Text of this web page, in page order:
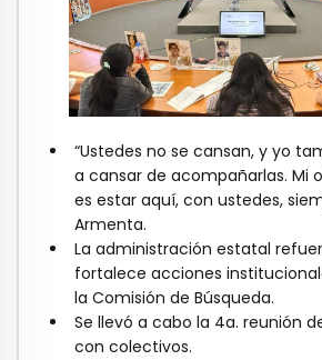
“Ustedes no se cansan, y yo
a cansar de acompañarlas. Mi
es estar aquí, con ustedes,
Armenta.
La administración estatal
fortalece acciones
la Comisión de Búsqueda.
Se llevó a cabo la 4a. reunión
con colectivos.